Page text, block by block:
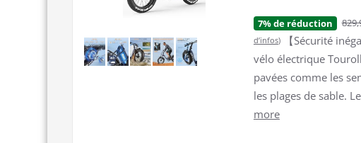
7% de réduction
d’infos)
【Sécurité
vélo électrique
pavées comme les
les plages de sable.
more